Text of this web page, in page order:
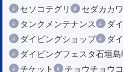
セソコテグリ
セダカカ
タンクメンテナンス
ダ
ダイビングショップ
ダ
ダイビングフェスタ石垣島
チケット
チョウチョウ